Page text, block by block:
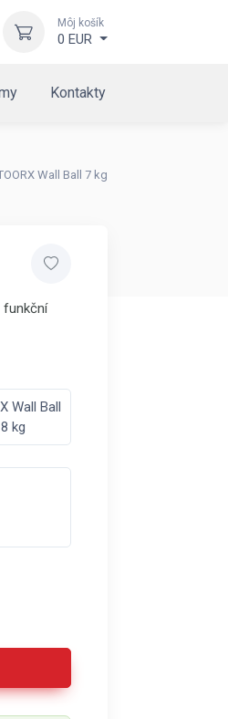
Môj košík
0 EUR
Kontakty
Wall Ball 7 kg
funkční
Wall Ball
8 kg